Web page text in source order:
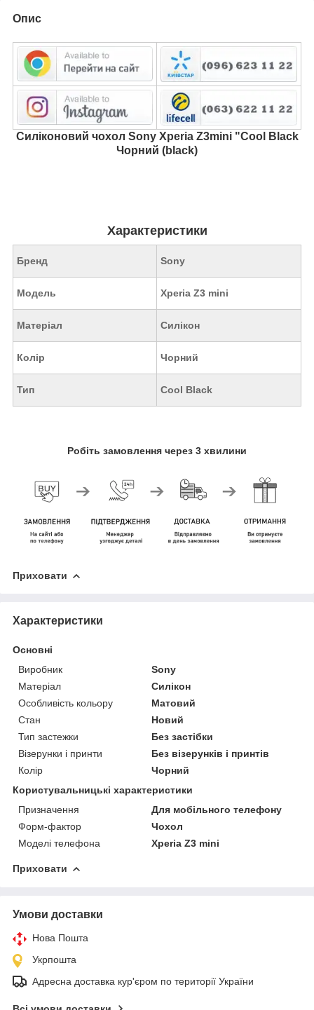
Опис
Силіконовий чохол Sony Xperia Z3mini "Cool Black
Чорний (black)
Характеристики
Бренд Sony
Модель Xperia Z3 mini
Матеріал Силікон
Колір Чорний
Тип Cool Black
Робіть замовлення через 3 хвилини
Приховати
Характеристики
Основні
Виробник
Sony
Матеріал
Силікон
Особливість кольору
Матовий
Стан
Новий
Тип застежки
Без застібки
Візерунки і принти
Без візерунків і принтів
Колір
Чорний
Користувальницькі характеристики
Призначення
Для мобільного телефону
Форм-фактор
Чохол
Моделі телефона
Xperia Z3 mini
Приховати
Умови доставки
Нова Пошта
Укрпошта
Адресна доставка кур'єром по території України